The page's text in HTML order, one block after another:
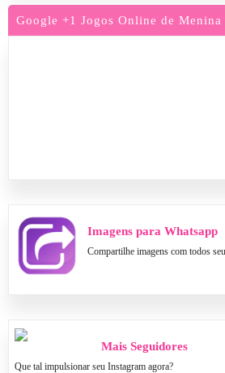
Google +1 Jogos Online de Menina
Imagens para Whatsapp
Compartilhe imagens com todos
Mais Seguidores
Que tal impulsionar seu Instagram agora?